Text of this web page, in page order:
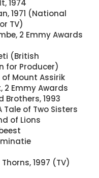
1974
1971 (National
TV)
2 Emmy Awards
(British
for Producer)
Mount Assirik
2 Emmy Awards
Brothers, 1993
Tale of Two Sisters
of Lions
1997 (TV)